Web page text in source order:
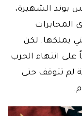
بوند الشهيرة،
المخابرات
التي يملكها. لكن
من مرور أكثر من 30 عاماً على انتهاء الحرب
لم تتوقف حتى